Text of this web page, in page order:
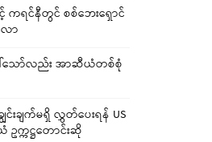
ကရင်နီတွင် စစ်ဘေးရှောင်
လာ
သော်လည်း အာဆီယံတစ်စုံ
င်းချက်မရှိ လွှတ်ပေးရန် US
ဥက္ကဋ္ဌတောင်းဆို